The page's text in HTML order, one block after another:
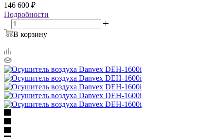
146 600 ₽
Подробности
В корзину